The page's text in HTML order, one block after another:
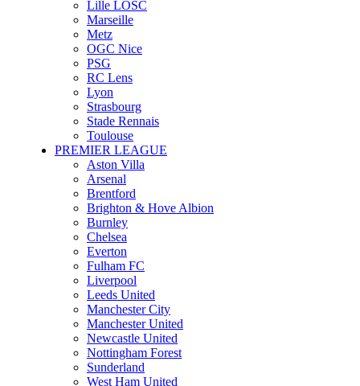
Lille LOSC
Marseille
Metz
OGC Nice
PSG
RC Lens
Lyon
Strasbourg
Stade Rennais
Toulouse
PREMIER LEAGUE
Aston Villa
Arsenal
Brentford
Brighton & Hove Albion
Burnley
Chelsea
Everton
Fulham FC
Liverpool
Leeds United
Manchester City
Manchester United
Newcastle United
Nottingham Forest
Sunderland
West Ham United